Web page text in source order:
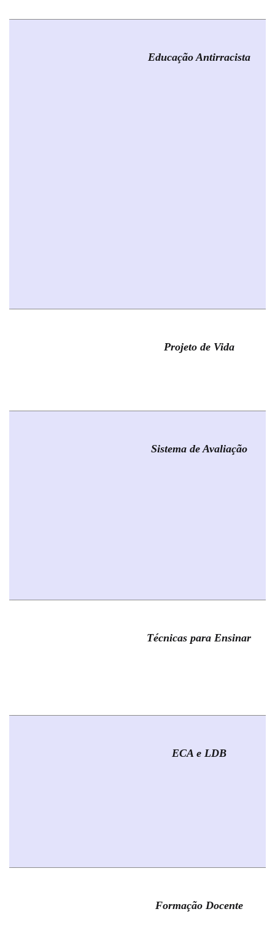
Educação Antirracista
Projeto de Vida
Sistema de Avaliação
Técnicas para Ensinar
ECA e LDB
Formação Docente